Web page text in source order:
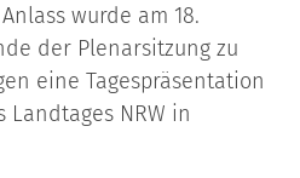
wurde am 18.
der Plenarsitzung zu
eine Tagespräsentation
NRW in